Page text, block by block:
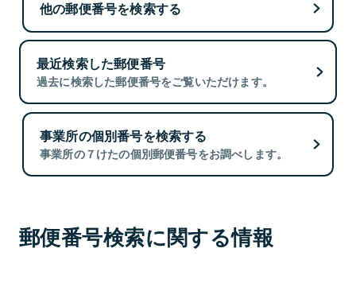
他の郵便番号を検索する
最近検索した郵便番号
過去に検索した郵便番号をご覧いただけます。
事業所の個別番号を検索する
事業所の７けたの個別郵便番号をお調べします。
郵便番号検索に関する情報